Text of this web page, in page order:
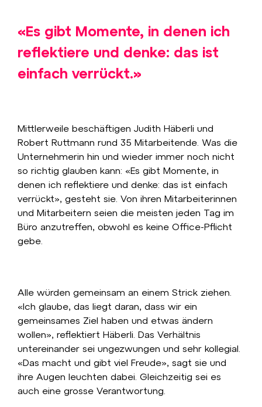
«Es gibt Momente, in denen ich
reflektiere und denke: das ist
einfach verrückt.»
Mittlerweile beschäftigen Judith Häberli und
Robert Ruttmann rund 35 Mitarbeitende. Was die
Unternehmerin hin und wieder immer noch nicht
so richtig glauben kann: «Es gibt Momente, in
denen ich reflektiere und denke: das ist einfach
verrückt», gesteht sie. Von ihren Mitarbeiterinnen
und Mitarbeitern seien die meisten jeden Tag im
Büro anzutreffen, obwohl es keine Office-Pflicht
gebe.
Alle würden gemeinsam an einem Strick ziehen.
«Ich glaube, das liegt daran, dass wir ein
gemeinsames Ziel haben und etwas ändern
wollen», reflektiert Häberli. Das Verhältnis
untereinander sei ungezwungen und sehr kollegial.
«Das macht und gibt viel Freude», sagt sie und
ihre Augen leuchten dabei. Gleichzeitig sei es
auch eine grosse Verantwortung.